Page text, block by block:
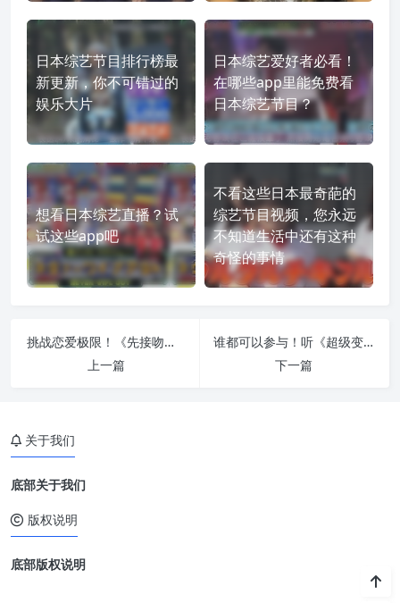
日本综艺节目排行榜最
新更新，你不可错过的
娱乐大片
日本综艺爱好者必看！
在哪些app里能免费看
日本综艺节目？
想看日本综艺直播？试
试这些app吧
不看这些日本最奇葩的
综艺节目视频，您永远
不知道生活中还有这种
奇怪的事情
挑战恋爱极限！《先接吻再恋爱》综艺完整不容错过
上一篇
谁都可以参与！听《超级变变变》瞬间变身传说，你也是玄学大师
下一篇
关于我们
底部关于我们
版权说明
底部版权说明